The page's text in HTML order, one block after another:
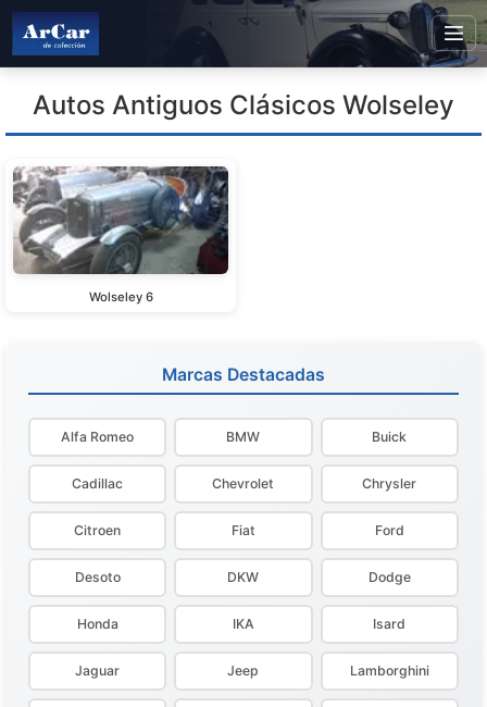
Autos Antiguos Clásicos Wolseley
Wolseley 6
Marcas Destacadas
Alfa Romeo BMW Buick
Cadillac Chevrolet Chrysler
Citroen Fiat Ford
Desoto DKW Dodge
Honda IKA Isard
Jaguar Jeep Lamborghini